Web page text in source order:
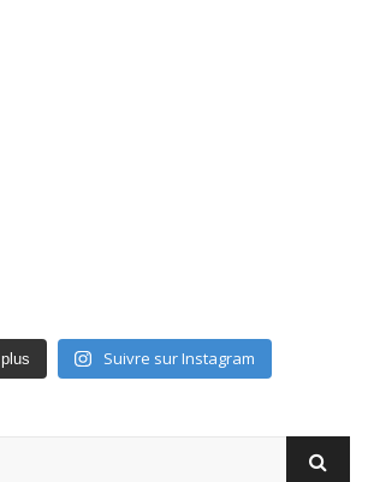
Suivre sur Instagram